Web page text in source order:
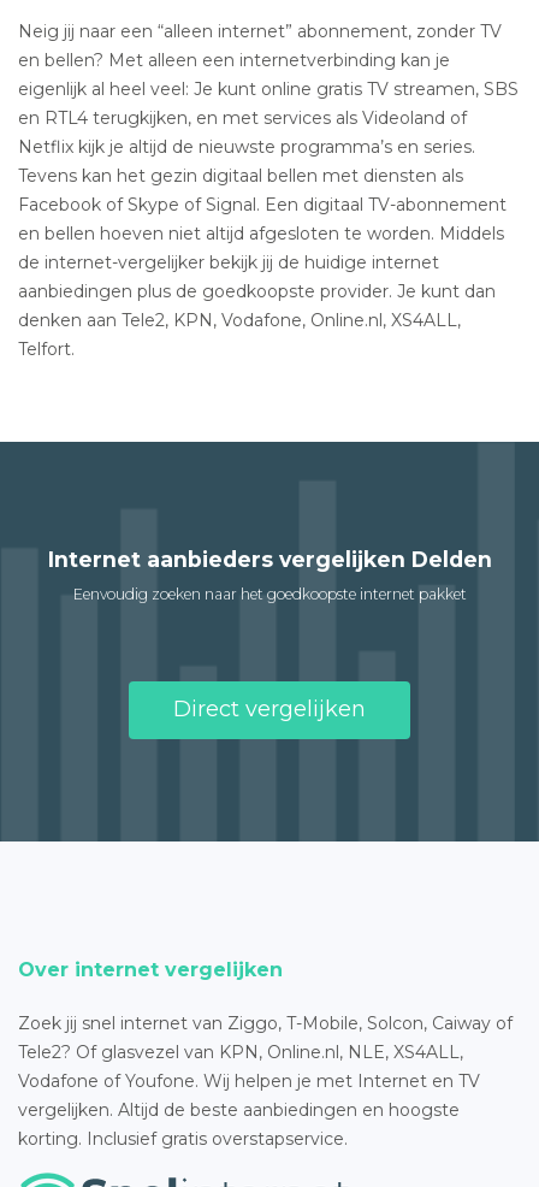
Neig jij naar een “alleen internet” abonnement, zonder TV
en bellen? Met alleen een internetverbinding kan je
eigenlijk al heel veel: Je kunt online gratis TV streamen, SBS
en RTL4 terugkijken, en met services als Videoland of
Netflix kijk je altijd de nieuwste programma’s en series.
Tevens kan het gezin digitaal bellen met diensten als
Facebook of Skype of Signal. Een digitaal TV-abonnement
en bellen hoeven niet altijd afgesloten te worden. Middels
de internet-vergelijker bekijk jij de huidige internet
aanbiedingen plus de goedkoopste provider. Je kunt dan
denken aan Tele2, KPN, Vodafone, Online.nl, XS4ALL,
Telfort.
Internet aanbieders vergelijken Delden
Eenvoudig zoeken naar het goedkoopste internet pakket
Direct vergelijken
Over internet vergelijken
Zoek jij snel internet van Ziggo, T-Mobile, Solcon, Caiway of
Tele2? Of glasvezel van KPN, Online.nl, NLE, XS4ALL,
Vodafone of Youfone. Wij helpen je met Internet en TV
vergelijken. Altijd de beste aanbiedingen en hoogste
korting. Inclusief gratis overstapservice.